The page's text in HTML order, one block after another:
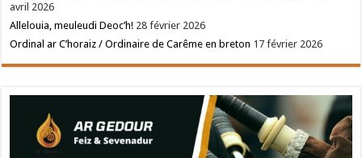
avril 2026
Allelouia, meuleudi Deoc’h! 28 février 2026
Ordinal ar C’horaiz / Ordinaire de Carême en breton 17 février 2026